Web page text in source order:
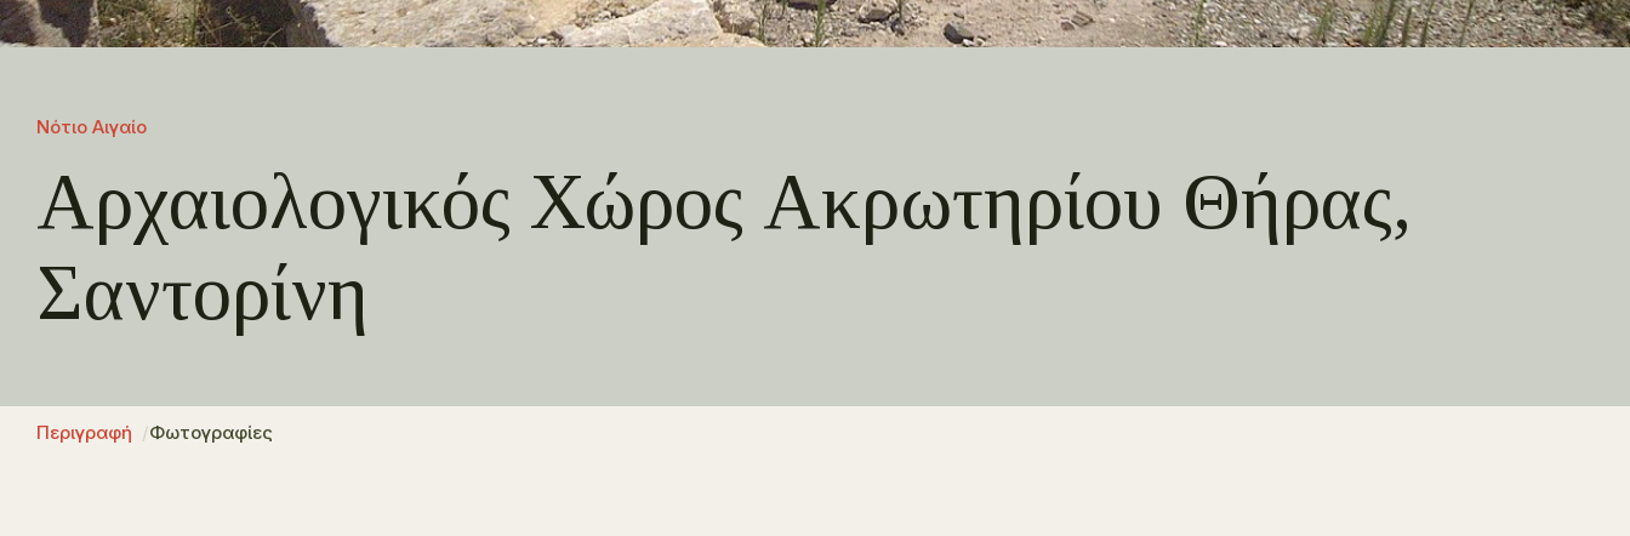
Νότιο Αιγαίο
Αρχαιολογικός Χώρος Ακρωτηρίου Θήρας,
Σαντορίνη
Περιγραφή Φωτογραφίες